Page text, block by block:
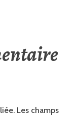
Les champs